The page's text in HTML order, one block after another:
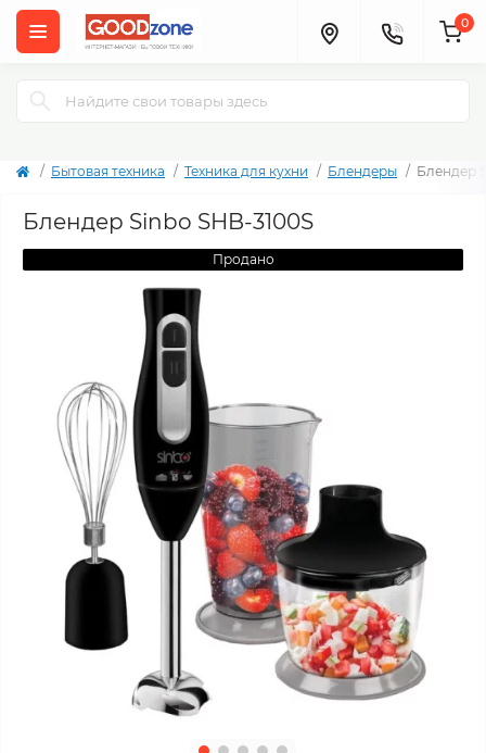
0
Бытовая техника Техника для кухни Блендеры Блендер
Блендер Sinbo SHB-3100S
Продано